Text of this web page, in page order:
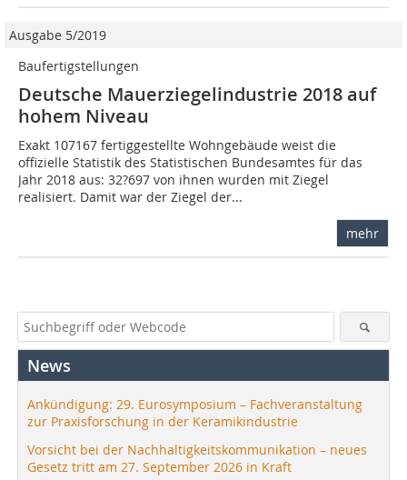
Ausgabe 5/2019
Baufertigstellungen
Deutsche Mauerziegelindustrie 2018 auf
hohem Niveau
Exakt 107167 fertiggestellte Wohngebäude weist die
offizielle Statistik des Statistischen Bundesamtes für das
Jahr 2018 aus: 32?697 von ihnen wurden mit Ziegel
realisiert. Damit war der Ziegel der...
mehr
News
Ankündigung: 29. Eurosymposium – Fachveranstaltung
zur Praxisforschung in der Keramikindustrie
Vorsicht bei der Nachhaltigkeitskommunikation – neues
Gesetz tritt am 27. September 2026 in Kraft